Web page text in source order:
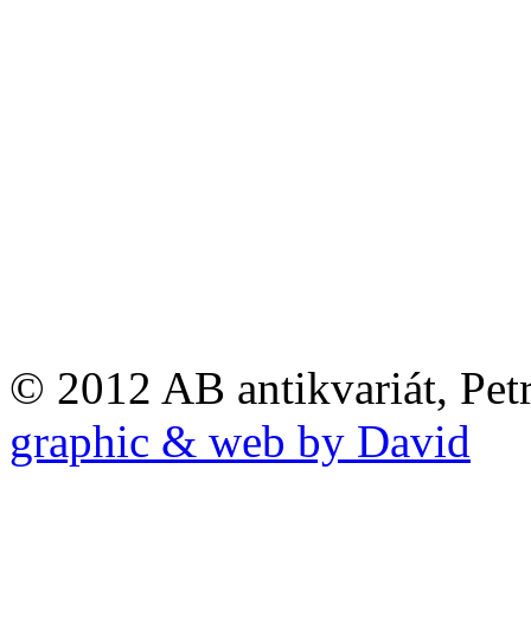
© 2012 AB antikvariát,
graphic & web by David